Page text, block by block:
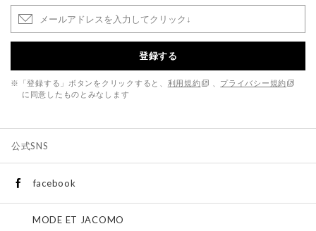
登録する
※「登録する」ボタンをクリックすると、 利用規約
プライバシー規約
に同意したものとみなします
公式SNS
facebook
MODE ET JACOMO